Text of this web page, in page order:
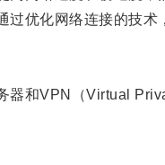
优化网络连接的技术
和VPN（Virtual